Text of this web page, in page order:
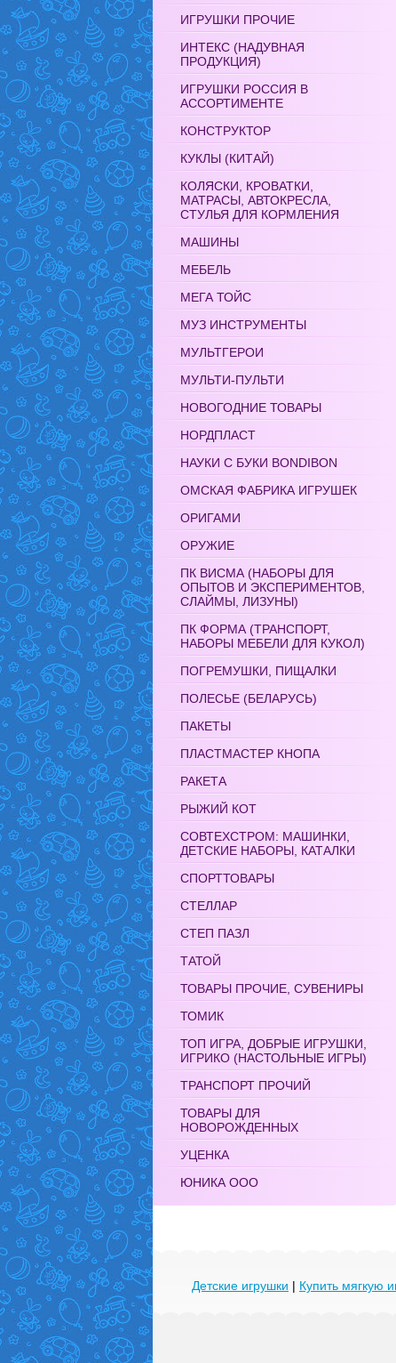
ИГРУШКИ ПРОЧИЕ
ИНТЕКС (НАДУВНАЯ
ПРОДУКЦИЯ)
ИГРУШКИ РОССИЯ В
АССОРТИМЕНТЕ
КОНСТРУКТОР
КУКЛЫ (КИТАЙ)
КОЛЯСКИ, КРОВАТКИ,
МАТРАСЫ, АВТОКРЕСЛА,
СТУЛЬЯ ДЛЯ КОРМЛЕНИЯ
МАШИНЫ
МЕБЕЛЬ
МЕГА ТОЙС
МУЗ ИНСТРУМЕНТЫ
МУЛЬТГЕРОИ
МУЛЬТИ-ПУЛЬТИ
НОВОГОДНИЕ ТОВАРЫ
НОРДПЛАСТ
НАУКИ С БУКИ BONDIBON
ОМСКАЯ ФАБРИКА ИГРУШЕК
ОРИГАМИ
ОРУЖИЕ
ПК ВИСМА (НАБОРЫ ДЛЯ
ОПЫТОВ И ЭКСПЕРИМЕНТОВ,
СЛАЙМЫ, ЛИЗУНЫ)
ПК ФОРМА (ТРАНСПОРТ,
НАБОРЫ МЕБЕЛИ ДЛЯ КУКОЛ)
ПОГРЕМУШКИ, ПИЩАЛКИ
ПОЛЕСЬЕ (БЕЛАРУСЬ)
ПАКЕТЫ
ПЛАСТМАСТЕР КНОПА
РАКЕТА
РЫЖИЙ КОТ
СОВТЕХСТРОМ: МАШИНКИ,
ДЕТСКИЕ НАБОРЫ, КАТАЛКИ
СПОРТТОВАРЫ
СТЕЛЛАР
СТЕП ПАЗЛ
ТАТОЙ
ТОВАРЫ ПРОЧИЕ, СУВЕНИРЫ
ТОМИК
ТОП ИГРА, ДОБРЫЕ ИГРУШКИ,
ИГРИКО (НАСТОЛЬНЫЕ ИГРЫ)
ТРАНСПОРТ ПРОЧИЙ
ТОВАРЫ ДЛЯ
НОВОРОЖДЕННЫХ
УЦЕНКА
ЮНИКА ООО
Детские игрушки | Купить мягкую